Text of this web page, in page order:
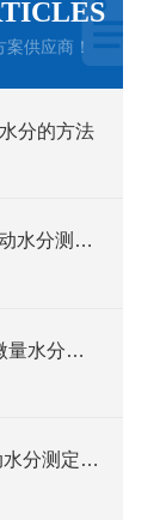
供应商！
分的方法
TKWSC-9000A微机自动水分测定仪的技术参数
TKWS-3000型库仑法微量水分测定仪产品介绍
TKWSC-9000微机自动水分测定仪的产品介绍